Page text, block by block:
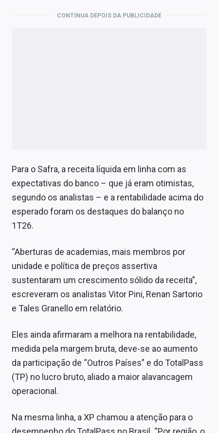
CONTINUA DEPOIS DA PUBLICIDADE
Para o Safra, a receita líquida em linha com as
expectativas do banco – que já eram otimistas,
segundo os analistas – e a rentabilidade acima do
esperado foram os destaques do balanço no
1T26.
“Aberturas de academias, mais membros por
unidade e política de preços assertiva
sustentaram um crescimento sólido da receita”,
escreveram os analistas Vitor Pini, Renan Sartorio
e Tales Granello em relatório.
Eles ainda afirmaram a melhora na rentabilidade,
medida pela margem bruta, deve-se ao aumento
da participação de “Outros Países” e do TotalPass
(TP) no lucro bruto, aliado a maior alavancagem
operacional.
Na mesma linha, a XP chamou a atenção para o